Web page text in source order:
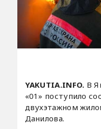
YAKUTIA.INFO. В
«01» поступило
двухэтажном
Данилова.